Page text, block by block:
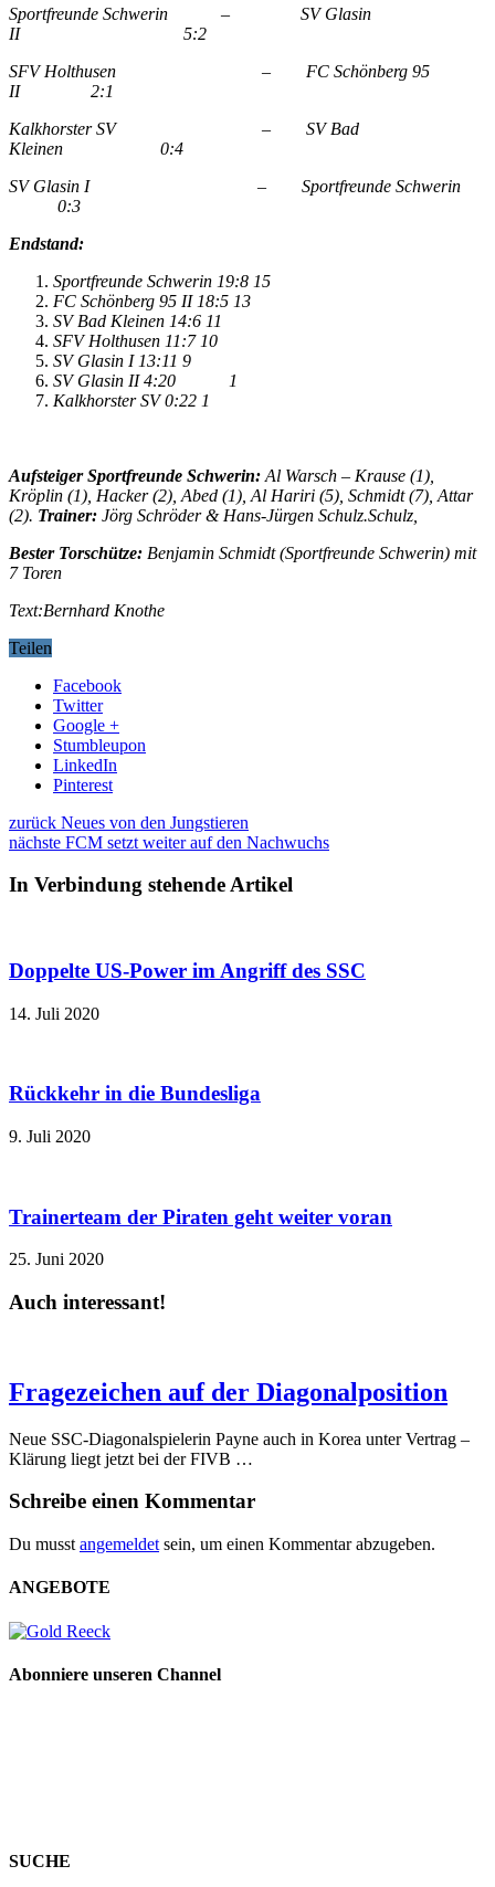
Sportfreunde Schwerin – SV Glasin
II 5:2
SFV Holthusen – FC Schönberg 95
II 2:1
Kalkhorster SV – SV Bad
Kleinen 0:4
SV Glasin I – Sportfreunde Schwerin
0:3
Endstand:
Sportfreunde Schwerin 19:8 15
FC Schönberg 95 II 18:5 13
SV Bad Kleinen 14:6 11
SFV Holthusen 11:7 10
SV Glasin I 13:11 9
SV Glasin II 4:20 1
Kalkhorster SV 0:22 1
Aufsteiger Sportfreunde Schwerin: Al Warsch – Krause (1),
Kröplin (1), Hacker (2), Abed (1), Al Hariri (5), Schmidt (7), Attar
(2). Trainer: Jörg Schröder & Hans-Jürgen Schulz.Schulz,
Bester Torschütze: Benjamin Schmidt (Sportfreunde Schwerin) mit
7 Toren
Text:Bernhard Knothe
Teilen
Facebook
Twitter
Google +
Stumbleupon
LinkedIn
Pinterest
zurück Neues von den Jungstieren
nächste FCM setzt weiter auf den Nachwuchs
In Verbindung stehende Artikel
Doppelte US-Power im Angriff des SSC
14. Juli 2020
Rückkehr in die Bundesliga
9. Juli 2020
Trainerteam der Piraten geht weiter voran
25. Juni 2020
Auch interessant!
Fragezeichen auf der Diagonalposition
Neue SSC-Diagonalspielerin Payne auch in Korea unter Vertrag –
Klärung liegt jetzt bei der FIVB …
Schreibe einen Kommentar
Du musst angemeldet sein, um einen Kommentar abzugeben.
ANGEBOTE
Abonniere unseren Channel
SUCHE